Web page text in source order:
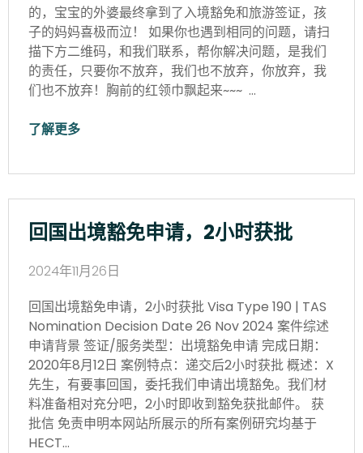
的，宝宝的外婆最终拿到了入境豁免和旅游签证，孩
子的妈妈喜极而泣！ 如果你也遇到相同的问题，请扫
描下方二维码，和我们联系，帮你解决问题，是我们
的责任，只要你不放弃，我们也不放弃，你放弃，我
们也不放弃！胸前的红领巾飘起来~~~ …
了解更多
回国出境豁免申请，2小时获批
2024年11月26日
回国出境豁免申请，2小时获批 Visa Type 190 | TAS
Nomination Decision Date 26 Nov 2024 案件综述
申请背景 签证/服务类型：出境豁免申请 完成日期：
2020年8月12日 案例特点：递交后2小时获批 概述：X
先生，有要事回国，委托我们申请出境豁免。我们材
料准备相对充分吧，2小时即收到豁免获批邮件。 获
批信 免责申明本网站所展示的所有案例研究均基于
HECT…